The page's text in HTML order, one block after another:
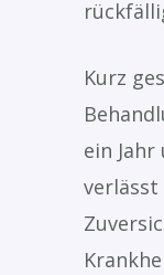
Kurz
ein
verlässt